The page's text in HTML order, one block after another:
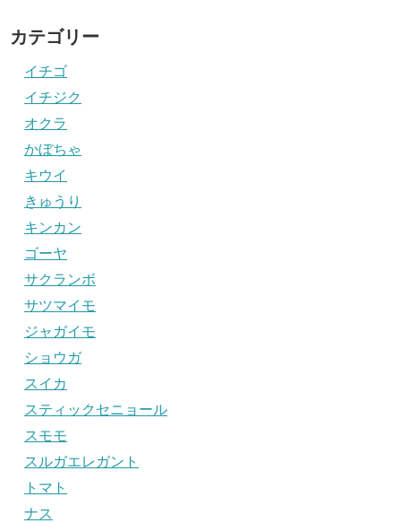
カテゴリー
イチゴ
イチジク
オクラ
かぼちゃ
キウイ
きゅうり
キンカン
ゴーヤ
サクランボ
サツマイモ
ジャガイモ
ショウガ
スイカ
スティックセニョール
スモモ
スルガエレガント
トマト
ナス